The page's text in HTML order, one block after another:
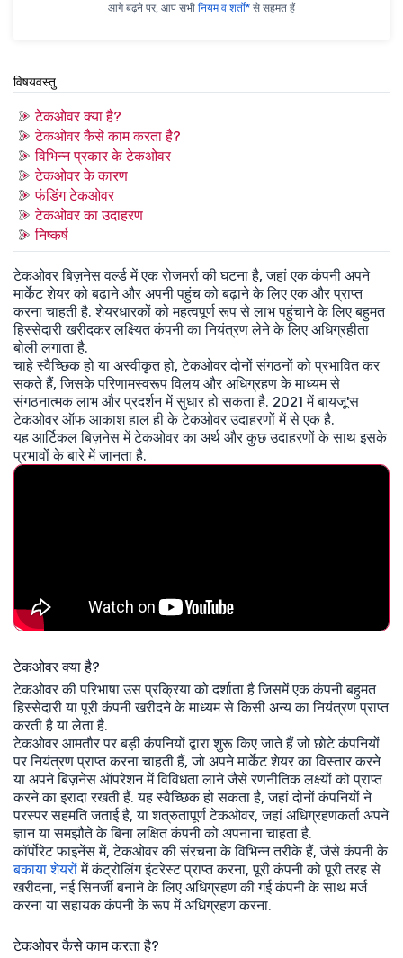
आगे बढ़ने पर, आप सभी नियम व शर्तों* से सहमत हैं
विषयवस्तु
टेकओवर क्या है?
टेकओवर कैसे काम करता है?
विभिन्न प्रकार के टेकओवर
टेकओवर के कारण
फंडिंग टेकओवर
टेकओवर का उदाहरण
निष्कर्ष
टेकओवर बिज़नेस वर्ल्ड में एक रोजमर्रा की घटना है, जहां एक कंपनी अपने
मार्केट शेयर को बढ़ाने और अपनी पहुंच को बढ़ाने के लिए एक और प्राप्त
करना चाहती है. शेयरधारकों को महत्वपूर्ण रूप से लाभ पहुंचाने के लिए बहुमत
हिस्सेदारी खरीदकर लक्ष्यित कंपनी का नियंत्रण लेने के लिए अधिग्रहीता
बोली लगाता है.
चाहे स्वैच्छिक हो या अस्वीकृत हो, टेकओवर दोनों संगठनों को प्रभावित कर
सकते हैं, जिसके परिणामस्वरूप विलय और अधिग्रहण के माध्यम से
संगठनात्मक लाभ और प्रदर्शन में सुधार हो सकता है. 2021 में बायजू'स
टेकओवर ऑफ आकाश हाल ही के टेकओवर उदाहरणों में से एक है.
यह आर्टिकल बिज़नेस में टेकओवर का अर्थ और कुछ उदाहरणों के साथ इसके
प्रभावों के बारे में जानता है.
टेकओवर क्या है?
टेकओवर की परिभाषा उस प्रक्रिया को दर्शाता है जिसमें एक कंपनी बहुमत
हिस्सेदारी या पूरी कंपनी खरीदने के माध्यम से किसी अन्य का नियंत्रण प्राप्त
करती है या लेता है.
टेकओवर आमतौर पर बड़ी कंपनियों द्वारा शुरू किए जाते हैं जो छोटे कंपनियों
पर नियंत्रण प्राप्त करना चाहती हैं, जो अपने मार्केट शेयर का विस्तार करने
या अपने बिज़नेस ऑपरेशन में विविधता लाने जैसे रणनीतिक लक्ष्यों को प्राप्त
करने का इरादा रखती हैं. यह स्वैच्छिक हो सकता है, जहां दोनों कंपनियों ने
परस्पर सहमति जताई है, या शत्रुतापूर्ण टेकओवर, जहां अधिग्रहणकर्ता अपने
ज्ञान या समझौते के बिना लक्षित कंपनी को अपनाना चाहता है.
कॉर्पोरेट फाइनेंस में, टेकओवर की संरचना के विभिन्न तरीके हैं, जैसे कंपनी के
बकाया शेयरोंमें कंट्रोलिंग इंटरेस्ट प्राप्त करना, पूरी कंपनी को पूरी तरह से
खरीदना, नई सिनर्जी बनाने के लिए अधिग्रहण की गई कंपनी के साथ मर्ज
करना या सहायक कंपनी के रूप में अधिग्रहण करना.
टेकओवर कैसे काम करता है?